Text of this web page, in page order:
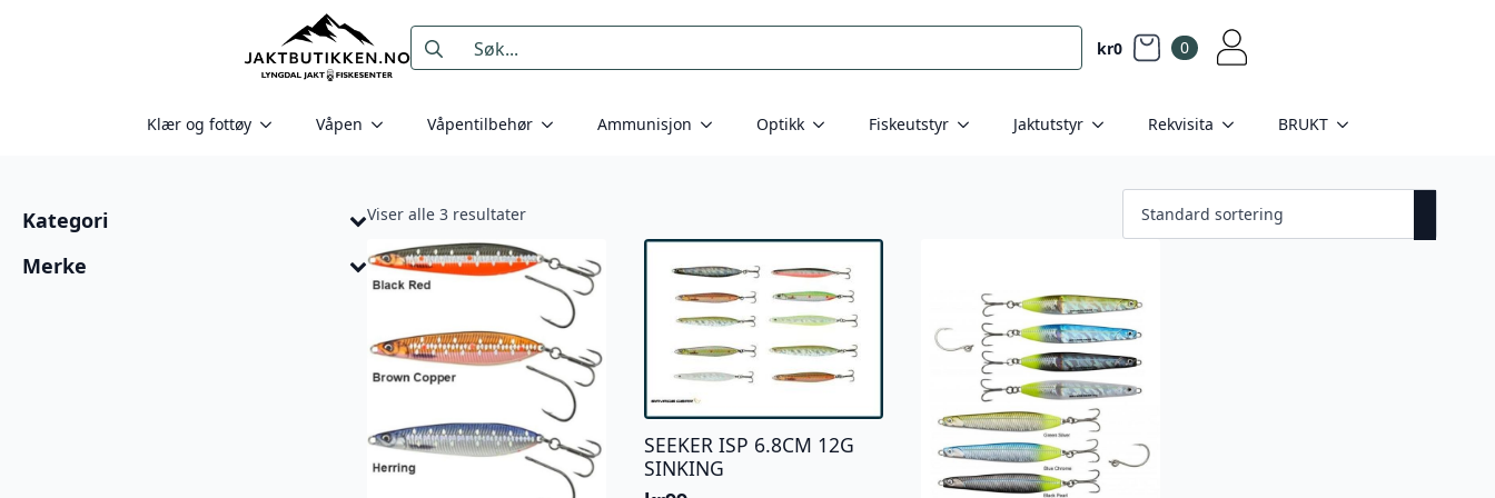
Search
for:
kr0 0
Klær og fottøy Våpen Våpentilbehør Ammunisjon Optikk Fiskeutstyr Jaktutstyr Rekvisita BRUKT
Kategori
Merke
Viser alle 3 resultater
SEEKER ISP 6.8CM 12G
SINKING